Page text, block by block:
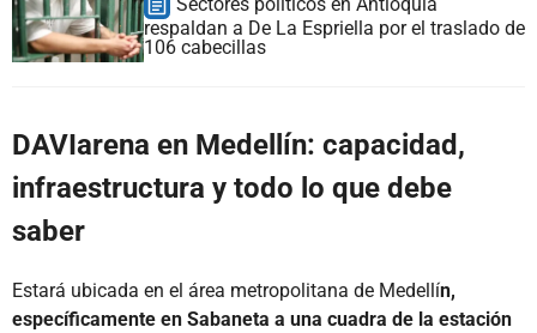
respaldan a De La Espriella por el traslado de
106 cabecillas
DAVIarena en Medellín: capacidad,
infraestructura y todo lo que debe
saber
Estará ubicada en el área metropolitana de Medellín,
específicamente en Sabaneta a una cuadra de la estación